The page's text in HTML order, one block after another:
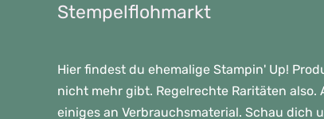
Stempelflohmarkt
Hier findest du ehemalige Stampin' Up!
nicht mehr gibt. Regelrechte Raritäten
einiges an Verbrauchsmaterial. Schau dich